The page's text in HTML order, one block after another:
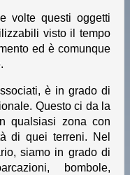
volte questi oggetti
visto il tempo
ed è comunque
è in grado di
Questo ci da la
qualsiasi zona con
di quei terreni. Nel
siamo in grado di
bombole,